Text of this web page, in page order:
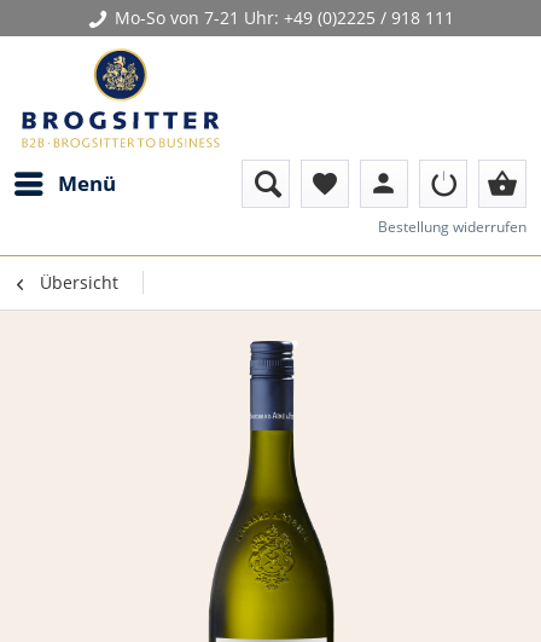
Mo-So von 7-21 Uhr: +49 (0)2225 / 918 111
Menü favorite person shopping_basket
Bestellung widerrufen
Übersicht